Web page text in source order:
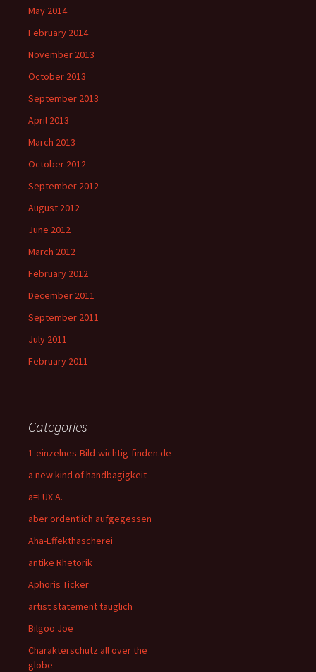
May 2014
February 2014
November 2013
October 2013
September 2013
April 2013
March 2013
October 2012
September 2012
August 2012
June 2012
March 2012
February 2012
December 2011
September 2011
July 2011
February 2011
Categories
1-einzelnes-Bild-wichtig-finden.de
a new kind of handbagigkeit
a=LUX.A.
aber ordentlich aufgegessen
Aha-Effekthascherei
antike Rhetorik
Aphoris Ticker
artist statement tauglich
Bilgoo Joe
Charakterschutz all over the
globe